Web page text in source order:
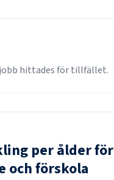
hittades för tillfället.
per ålder för
och förskola